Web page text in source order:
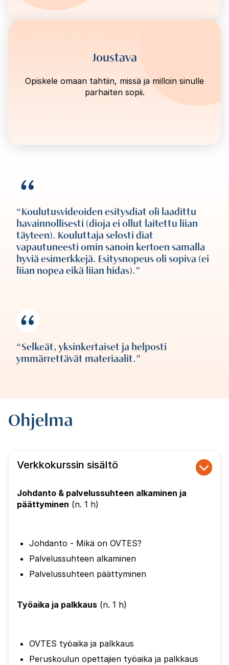
Joustava
Opiskele omaan tahtiin, missä ja milloin sinulle
parhaiten sopii.
Koulutusvideoiden esitysdiat oli laadittu
havainnollisesti (dioja ei ollut laitettu liian
täyteen). Kouluttaja selosti diat
vapautuneesti omin sanoin kertoen samalla
hyviä esimerkkejä. Esitysnopeus oli sopiva (ei
liian nopea eikä liian hidas).
Selkeät, yksinkertaiset ja helposti
ymmärrettävät materiaalit.
Ohjelma
Verkkokurssin sisältö
Johdanto & palvelussuhteen alkaminen ja
päättyminen (n. 1 h)
Johdanto - Mikä on OVTES?
Palvelussuhteen alkaminen
Palvelussuhteen päättyminen
Työaika ja palkkaus(n. 1 h)
OVTES työaika ja palkkaus
Peruskoulun opettajien työaika ja palkkaus